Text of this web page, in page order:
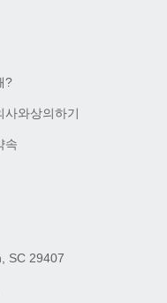
?
사와상의하기
속
SC 29407